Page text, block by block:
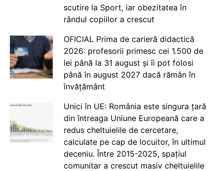
scutire la Sport, iar obezitatea în
rândul copiilor a crescut
OFICIAL Prima de carieră didactică
2026: profesorii primesc cei 1.500 de
lei până la 31 august și îi pot folosi
până în august 2027 dacă rămân în
învățământ
Unici în UE: România este singura țară
din întreaga Uniune Europeană care a
redus cheltuielile de cercetare,
calculate pe cap de locuitor, în ultimul
deceniu. Între 2015-2025, spațiul
comunitar a crescut masiv cheltuielile